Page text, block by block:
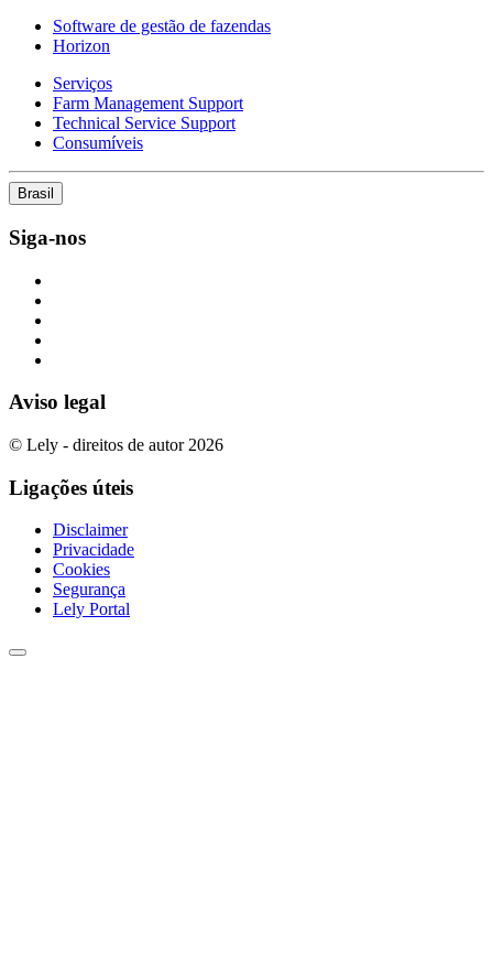
Software de gestão de fazendas
Horizon
Serviços
Farm Management Support
Technical Service Support
Consumíveis
Brasil
Siga-nos
Aviso legal
© Lely - direitos de autor 2026
Ligações úteis
Disclaimer
Privacidade
Cookies
Segurança
Lely Portal